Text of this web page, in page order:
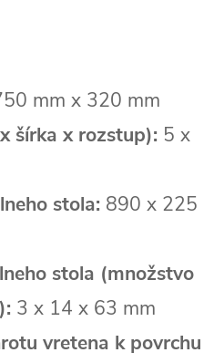
mm x 320 mm
šírka x rozstup): 5 x
stola: 890 x 225
stola (množstvo
3 x 14 x 63 mm
vretena k povrchu